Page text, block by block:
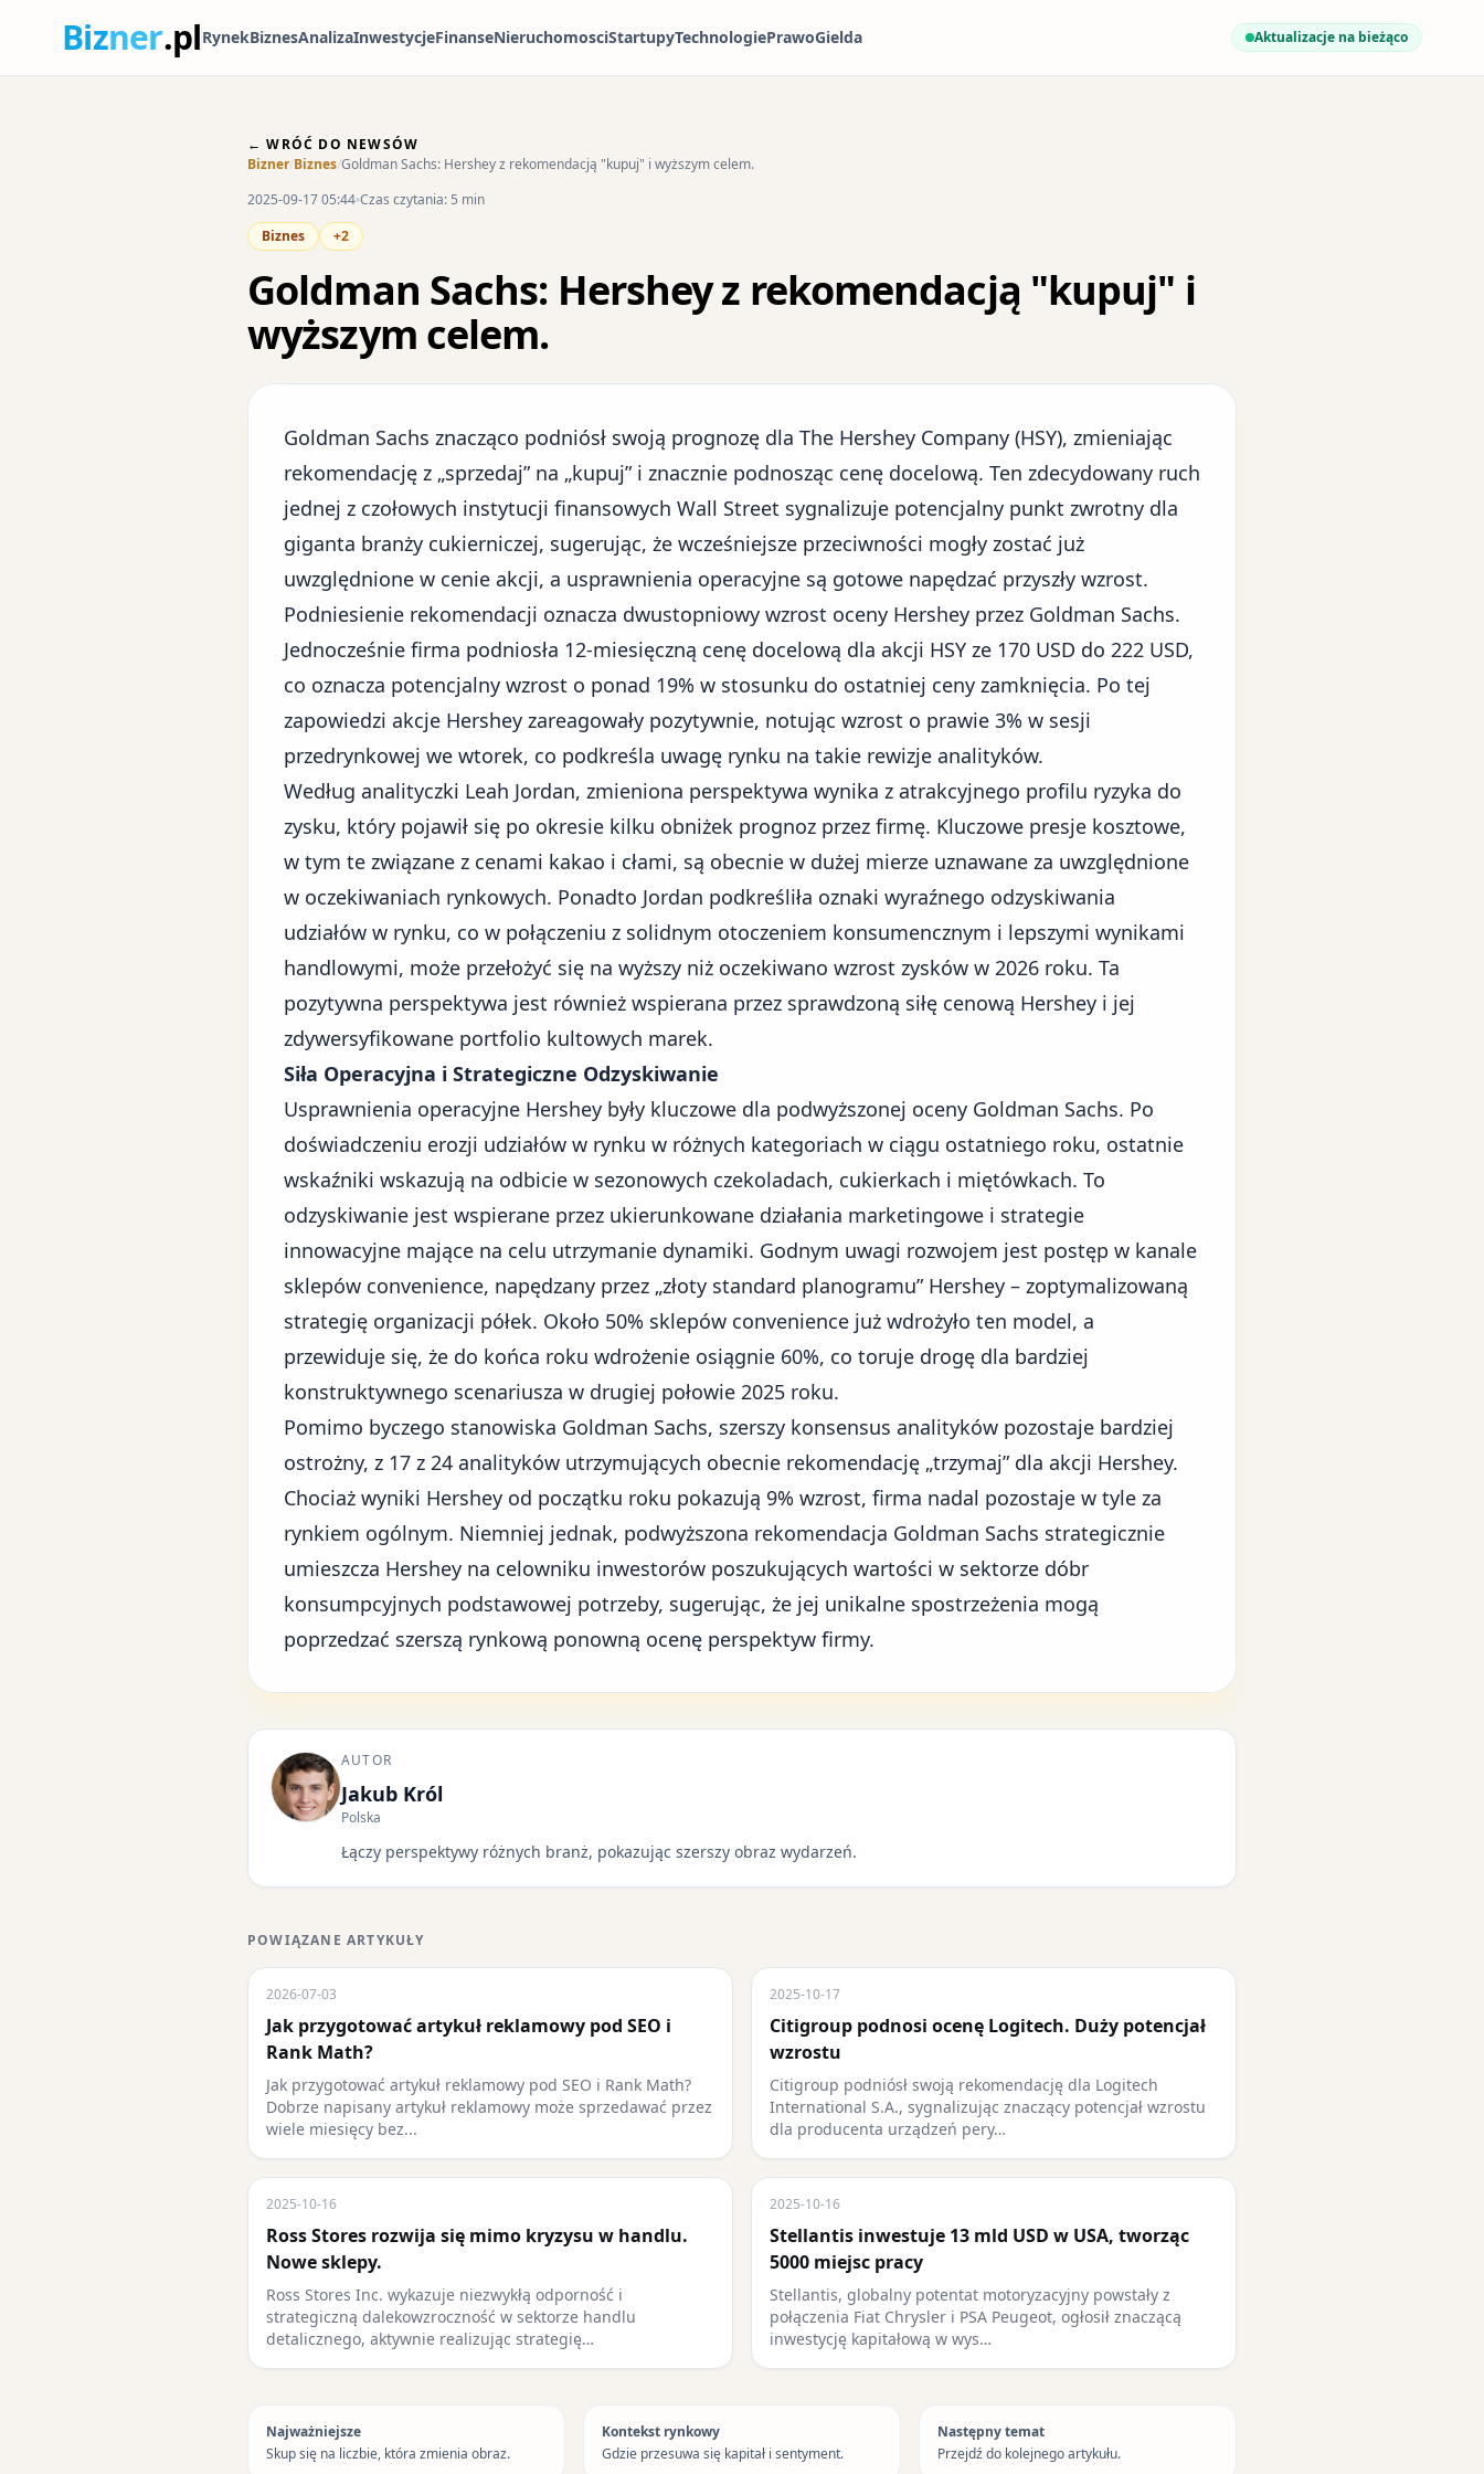
Bizner.plRynekBiznesAnalizaInwestycjeFinanseNieruchomosciStartupyTechnologiePrawoGielda Aktualizacje na bieżąco
← WRÓĆ DO NEWSÓW
Bizner/Biznes/Goldman Sachs: Hershey z rekomendacją "kupuj" i wyższym celem.
2025-09-17 05:44 Czas czytania: 5 min
Biznes
+2
Goldman Sachs: Hershey z rekomendacją "kupuj" i
wyższym celem.
Goldman Sachs znacząco podniósł swoją prognozę dla The Hershey Company (HSY), zmieniając
rekomendację z „sprzedaj” na „kupuj” i znacznie podnosząc cenę docelową. Ten zdecydowany ruch
jednej z czołowych instytucji finansowych Wall Street sygnalizuje potencjalny punkt zwrotny dla
giganta branży cukierniczej, sugerując, że wcześniejsze przeciwności mogły zostać już
uwzględnione w cenie akcji, a usprawnienia operacyjne są gotowe napędzać przyszły wzrost.
Podniesienie rekomendacji oznacza dwustopniowy wzrost oceny Hershey przez Goldman Sachs.
Jednocześnie firma podniosła 12-miesięczną cenę docelową dla akcji HSY ze 170 USD do 222 USD,
co oznacza potencjalny wzrost o ponad 19% w stosunku do ostatniej ceny zamknięcia. Po tej
zapowiedzi akcje Hershey zareagowały pozytywnie, notując wzrost o prawie 3% w sesji
przedrynkowej we wtorek, co podkreśla uwagę rynku na takie rewizje analityków.
Według analityczki Leah Jordan, zmieniona perspektywa wynika z atrakcyjnego profilu ryzyka do
zysku, który pojawił się po okresie kilku obniżek prognoz przez firmę. Kluczowe presje kosztowe,
w tym te związane z cenami kakao i cłami, są obecnie w dużej mierze uznawane za uwzględnione
w oczekiwaniach rynkowych. Ponadto Jordan podkreśliła oznaki wyraźnego odzyskiwania
udziałów w rynku, co w połączeniu z solidnym otoczeniem konsumencznym i lepszymi wynikami
handlowymi, może przełożyć się na wyższy niż oczekiwano wzrost zysków w 2026 roku. Ta
pozytywna perspektywa jest również wspierana przez sprawdzoną siłę cenową Hershey i jej
zdywersyfikowane portfolio kultowych marek.
Siła Operacyjna i Strategiczne Odzyskiwanie
Usprawnienia operacyjne Hershey były kluczowe dla podwyższonej oceny Goldman Sachs. Po
doświadczeniu erozji udziałów w rynku w różnych kategoriach w ciągu ostatniego roku, ostatnie
wskaźniki wskazują na odbicie w sezonowych czekoladach, cukierkach i miętówkach. To
odzyskiwanie jest wspierane przez ukierunkowane działania marketingowe i strategie
innowacyjne mające na celu utrzymanie dynamiki. Godnym uwagi rozwojem jest postęp w kanale
sklepów convenience, napędzany przez „złoty standard planogramu” Hershey – zoptymalizowaną
strategię organizacji półek. Około 50% sklepów convenience już wdrożyło ten model, a
przewiduje się, że do końca roku wdrożenie osiągnie 60%, co toruje drogę dla bardziej
konstruktywnego scenariusza w drugiej połowie 2025 roku.
Pomimo byczego stanowiska Goldman Sachs, szerszy konsensus analityków pozostaje bardziej
ostrożny, z 17 z 24 analityków utrzymujących obecnie rekomendację „trzymaj” dla akcji Hershey.
Chociaż wyniki Hershey od początku roku pokazują 9% wzrost, firma nadal pozostaje w tyle za
rynkiem ogólnym. Niemniej jednak, podwyższona rekomendacja Goldman Sachs strategicznie
umieszcza Hershey na celowniku inwestorów poszukujących wartości w sektorze dóbr
konsumpcyjnych podstawowej potrzeby, sugerując, że jej unikalne spostrzeżenia mogą
poprzedzać szerszą rynkową ponowną ocenę perspektyw firmy.
AUTOR
Jakub Król
Polska
Łączy perspektywy różnych branż, pokazując szerszy obraz wydarzeń.
POWIĄZANE ARTYKUŁY
2026-07-03
Jak przygotować artykuł reklamowy pod SEO i
Rank Math?
Jak przygotować artykuł reklamowy pod SEO i Rank Math?
Dobrze napisany artykuł reklamowy może sprzedawać przez
wiele miesięcy bez...
2025-10-17
Citigroup podnosi ocenę Logitech. Duży potencjał
wzrostu
Citigroup podniósł swoją rekomendację dla Logitech
International S.A., sygnalizując znaczący potencjał wzrostu
dla producenta urządzeń pery…
2025-10-16
Ross Stores rozwija się mimo kryzysu w handlu.
Nowe sklepy.
Ross Stores Inc. wykazuje niezwykłą odporność i
strategiczną dalekowzroczność w sektorze handlu
detalicznego, aktywnie realizując strategię…
2025-10-16
Stellantis inwestuje 13 mld USD w USA, tworząc
5000 miejsc pracy
Stellantis, globalny potentat motoryzacyjny powstały z
połączenia Fiat Chrysler i PSA Peugeot, ogłosił znaczącą
inwestycję kapitałową w wys…
Najważniejsze
Skup się na liczbie, która zmienia obraz.
Kontekst rynkowy
Gdzie przesuwa się kapitał i sentyment.
Następny temat
Przejdź do kolejnego artykułu.